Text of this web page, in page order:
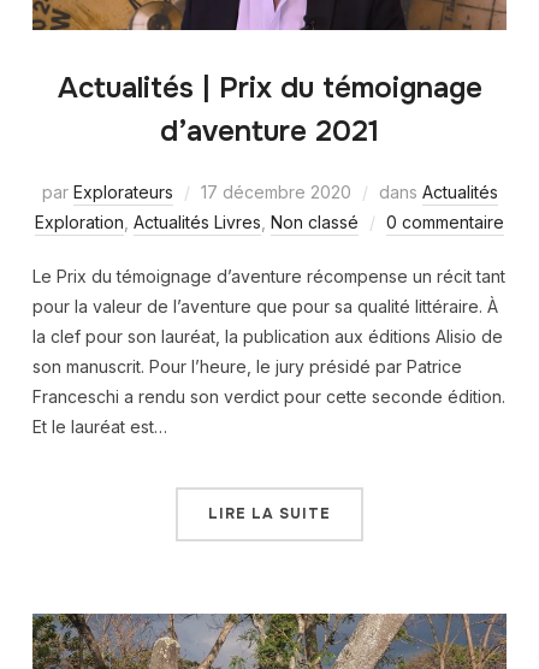
Actualités | Prix du témoignage
d’aventure 2021
par Explorateurs 17 décembre 2020 dans Actualités
Exploration Actualités Livres Non classé 0 commentaire
Le Prix du témoignage d’aventure récompense un récit tant
pour la valeur de l’aventure que pour sa qualité littéraire. À
la clef pour son lauréat, la publication aux éditions Alisio de
son manuscrit. Pour l’heure, le jury présidé par Patrice
Franceschi a rendu son verdict pour cette seconde édition.
Et le lauréat est…
LIRE LA SUITE